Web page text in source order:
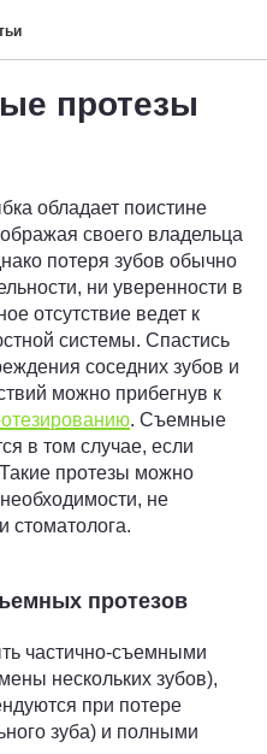
протезы
обладает поистине
своего владельца
потеря зубов обычно
ни уверенности в
отсутствие ведет к
системы. Спастись
соседних зубов и
можно прибегнув к
. Съемные
в том случае, если
протезы можно
не
стоматолога.
протезов
частично-съемными
нескольких зубов),
при потере
зуба) и полными